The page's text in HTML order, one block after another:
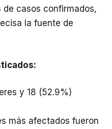
casos confirmados,
la fuente de
y 18 (52.9%)
más afectados fueron